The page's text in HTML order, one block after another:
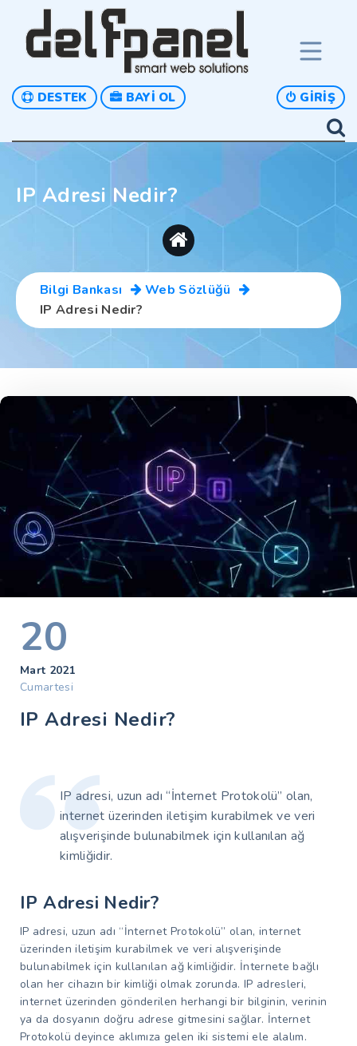
DESTEK BAYI OL GIRIŞ
IP Adresi Nedir?
Bilgi Bankası
Web Sözlüğü
IP Adresi Nedir?
20
Mart 2021
Cumartesi
IP Adresi Nedir?
IP adresi, uzun adı “İnternet Protokolü” olan,
internet üzerinden iletişim kurabilmek ve veri
alışverişinde bulunabilmek için kullanılan ağ
kimliğidir.
IP Adresi Nedir?
IP adresi, uzun adı “İnternet Protokolü” olan, internet
üzerinden iletişim kurabilmek ve veri alışverişinde
bulunabilmek için kullanılan ağ kimliğidir. İnternete bağlı
olan her cihazın bir kimliği olmak zorunda. IP adresleri,
internet üzerinden gönderilen herhangi bir bilginin, verinin
ya da dosyanın doğru adrese gitmesini sağlar. İnternet
Protokolü deyince aklımıza gelen iki sistemi ele alalım.